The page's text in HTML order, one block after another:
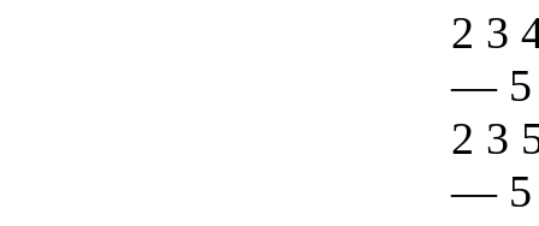
2 3
— 5
2 3
— 5